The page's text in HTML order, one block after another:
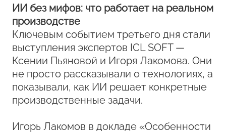
ИИ без мифов: что работает на реальном
производстве
Ключевым событием третьего дня стали
выступления экспертов ICL SOFT —
Ксении Пьяновой и Игоря Лакомова. Они
не просто рассказывали о технологиях, а
показывали, как ИИ решает конкретные
производственные задачи.
Игорь Лакомов в докладе «Особенности